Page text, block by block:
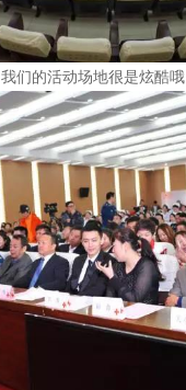
我们的活动场地很是炫酷哦